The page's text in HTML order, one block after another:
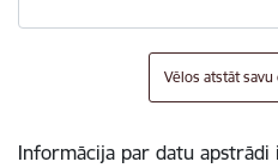
Vēlos atstāt savu
Informācija par datu apstrādi